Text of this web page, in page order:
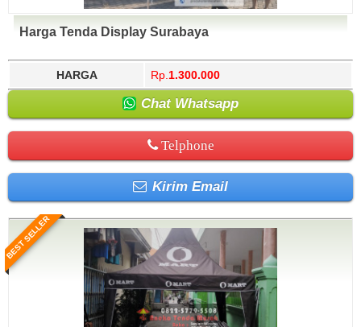
Harga Tenda Display Surabaya
HARGA Rp. 1.300.000
Chat Whatsapp
Telphone
Kirim Email
BEST SELLER